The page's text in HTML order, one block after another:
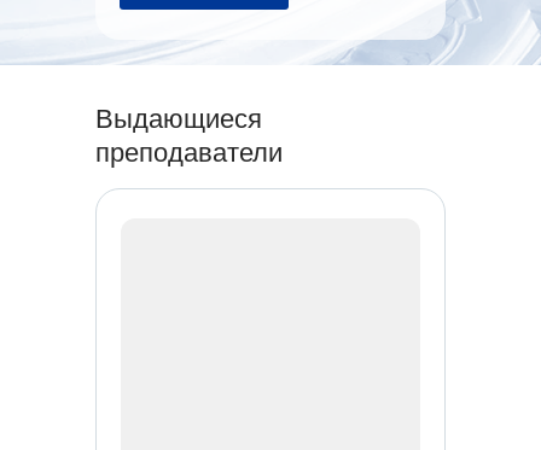
Выдающиеся
преподаватели